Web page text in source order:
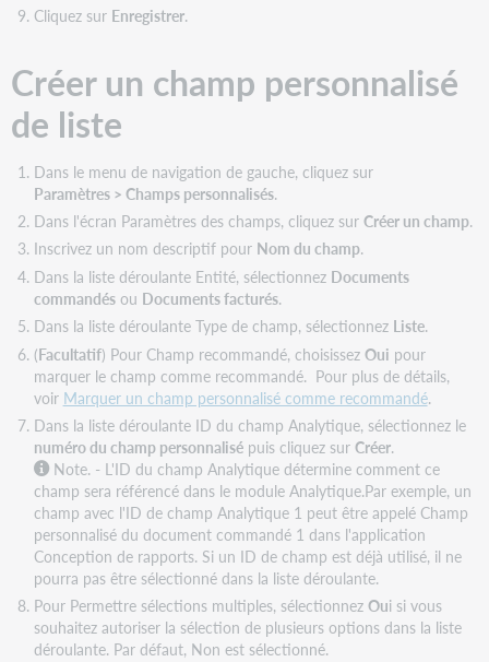
Cliquez sur Enregistrer.
Créer un champ personnalisé
de liste
Dans le menu de navigation de gauche, cliquez sur
Paramètres > Champs personnalisés.
Dans l'écran Paramètres des champs, cliquez sur Créer un champ.
Inscrivez un nom descriptif pour Nom du champ.
Dans la liste déroulante Entité, sélectionnez Documents
commandésou Documents facturés.
Dans la liste déroulante Type de champ, sélectionnez Liste.
(Facultatif) Pour Champ recommandé, choisissez Oui pour
marquer le champ comme recommandé. Pour plus de détails,
voir Marquer un champ personnalisé comme recommandé.
Dans la liste déroulante ID du champ Analytique, sélectionnez le
numéro du champ personnalisépuis cliquez sur Créer.
Note. - L'ID du champ Analytique détermine comment ce
champ sera référencé dans le module Analytique.Par exemple, un
champ avec l'ID de champ Analytique 1 peut être appelé Champ
personnalisé du document commandé 1 dans l'application
Conception de rapports. Si un ID de champ est déjà utilisé, il ne
pourra pas être sélectionné dans la liste déroulante.
Pour Permettre sélections multiples, sélectionnez Oui si vous
souhaitez autoriser la sélection de plusieurs options dans la liste
déroulante. Par défaut, Non est sélectionné.